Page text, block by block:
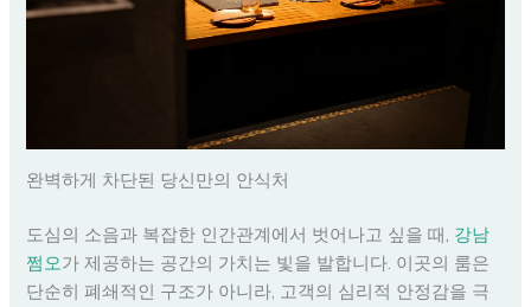
완벽하게 차단된 당신만의 안식처
도심의 소음과 복잡한 인간관계에서 벗어나고 싶을 때, 강남
쩜오가 제공하는 공간의 가치는 빛을 발합니다. 이곳의 룸은
단순히 폐쇄적인 구조가 아니라, 고객의 심리적 안정감을 극